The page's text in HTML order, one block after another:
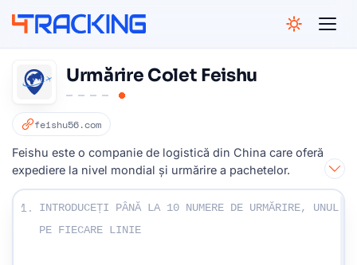
Urmărire Colet Feishu
feishu56.com
Feishu este o companie de logistică din China care oferă
expediere la nivel mondial și urmărire a pachetelor.
Introduceți numerele dvs. de urmărire:
1.